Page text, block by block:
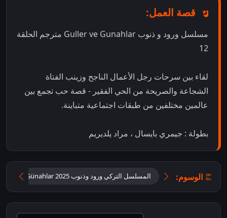
قصة العمل:
مسلسل ورود و ذنوب Guller ve Gunahlar مترجم الحلقة
12
لقاء بين سرحات رجل الأعمال الناجح وزينب الفتاة
الشجاعة والصريحة من الحي الفقير - قصة حب تجمع بين
عالمين مختلفين من طبقات اجتماعية متباينة.
بطولة : جيمري بايسال ، مراد يلديريم
الوسوم: المسلسل التركي ورود وذنوب 2025 Güller ve Günahlar مترجم للعر